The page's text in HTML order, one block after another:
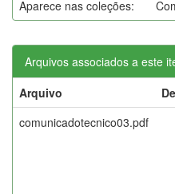
Aparece nas coleções:
Arquivos associados a este
Arquivo
comunicadotecnico03.pdf